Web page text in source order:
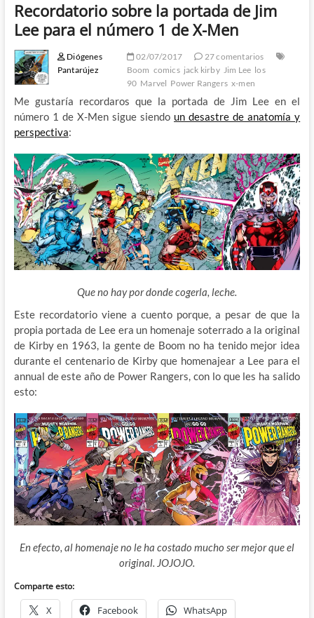
Recordatorio sobre la portada de Jim
Lee para el número 1 de X-Men
Diógenes
Pantarújez
02/07/2017
27 comentarios
Boom comics jack kirby Jim Lee los
90 Marvel Power Rangers x-men
Me gustaría recordaros que la portada de Jim Lee en el
número 1 de X-Men sigue siendo un desastre de anatomía y
perspectiva:
Que no hay por donde cogerla, leche.
Este recordatorio viene a cuento porque, a pesar de que la
propia portada de Lee era un homenaje soterrado a la original
de Kirby en 1963, la gente de Boom no ha tenido mejor idea
durante el centenario de Kirby que homenajear a Lee para el
annual de este año de Power Rangers, con lo que les ha salido
esto:
En efecto, al homenaje no le ha costado mucho ser mejor que el
original. JOJOJO.
Comparte esto:
X Facebook WhatsApp